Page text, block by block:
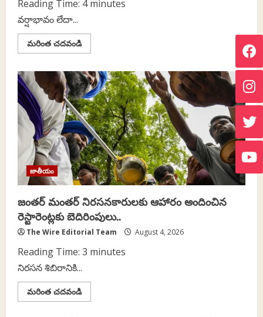
Reading Time: 4 minutes
వర్షాభావం లేదా...
మరింత చదవండిRead
more
జలాల
వినియోగంలో
పాలకుల
హ్రస్వదృష్టి..
జాతీయం
జంతర్ మంతర్ నిరసనకారులకు ఆహారం అందించిన
రెస్టారెంట్లకు బెదిరింపులు..
The Wire Editorial Team August 4, 2026
Reading Time: 3 minutes
నిరసన శిబిరానికి...
మరింత చదవండిRead
more